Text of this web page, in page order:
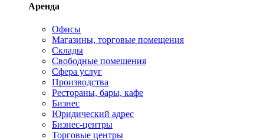
Аренда
Офисы
Магазины, торговые помещения
Склады
Свободные помещения
Сфера услуг
Производства
Рестораны, бары, кафе
Бизнес
Юридический адрес
Бизнес-центры
Торговые центры